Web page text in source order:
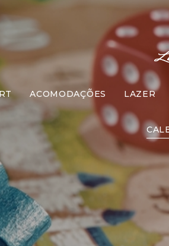
ACOMODAÇÕES LAZER
Jogos